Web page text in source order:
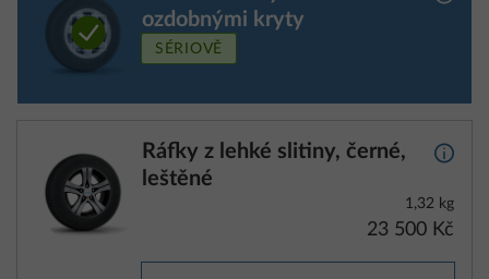
ozdobnými kryty
SÉRIOVĚ
Ráfky z lehké slitiny, černé,
leštěné
Další
1,32 kg
23 500 Kč